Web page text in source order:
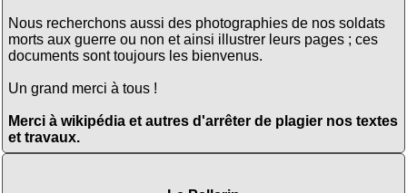
Nous recherchons aussi des photographies de nos soldats
morts aux guerre ou non et ainsi illustrer leurs pages ; ces
documents sont toujours les bienvenus.
Un grand merci à tous !
Merci à wikipédia et autres d'arrêter de plagier nos textes
et travaux.